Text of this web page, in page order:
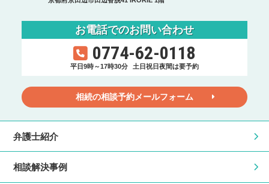
お電話でのお問い合わせ
0774-62-0118
平日9時～17時30分 土日祝日夜間は要予約
相続の相談予約メールフォーム
弁護士紹介
相談解決事例